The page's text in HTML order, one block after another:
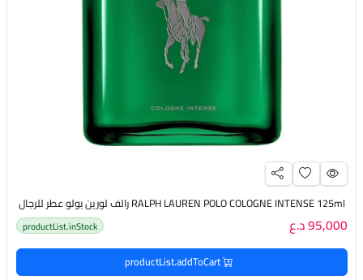
RALPH LAUREN POLO COLOGNE INTENSE 125ml رالف لورين بولو عطر للرجال
95,000 د.ع productList.inStock
productList.addToCart